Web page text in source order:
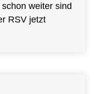
weiter sind
RSV jetzt